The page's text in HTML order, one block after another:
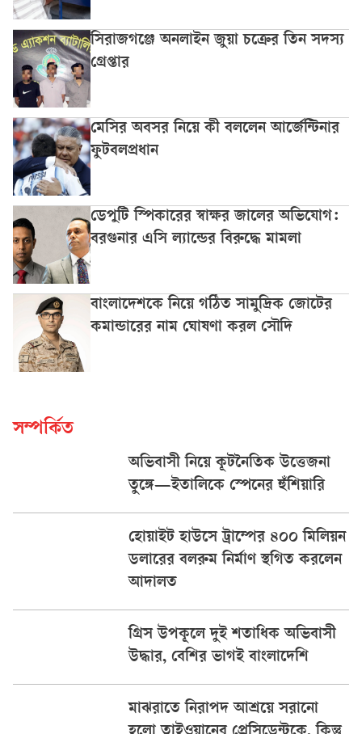
সিরাজগঞ্জে অনলাইন জুয়া চক্রের তিন সদস্য
গ্রেপ্তার
মেসির অবসর নিয়ে কী বললেন আর্জেন্টিনার
ফুটবলপ্রধান
ডেপুটি স্পিকারের স্বাক্ষর জালের অভিযোগ:
বরগুনার এসি ল্যান্ডের বিরুদ্ধে মামলা
বাংলাদেশকে নিয়ে গঠিত সামুদ্রিক জোটের
কমান্ডারের নাম ঘোষণা করল সৌদি
সম্পর্কিত
অভিবাসী নিয়ে কূটনৈতিক উত্তেজনা
তুঙ্গে—ইতালিকে স্পেনের হুঁশিয়ারি
হোয়াইট হাউসে ট্রাম্পের ৪০০ মিলিয়ন
ডলারের বলরুম নির্মাণ স্থগিত করলেন
আদালত
গ্রিস উপকূলে দুই শতাধিক অভিবাসী
উদ্ধার, বেশির ভাগই বাংলাদেশি
মাঝরাতে নিরাপদ আশ্রয়ে সরানো